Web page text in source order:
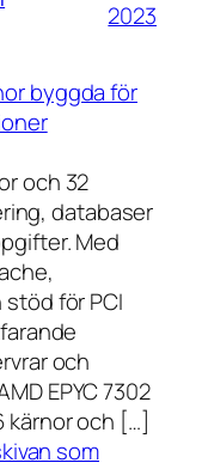
2023
byggda för
och 32
databaser
Med
för PCI
och
EPYC 7302
kärnor och […]
som